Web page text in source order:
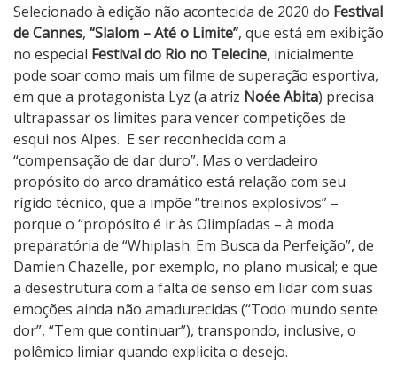
S
l
a
l
o
m
–
A
t
é
o
L
i
m
i
t
e
Selecionado à edição não acontecida de 2020 do Festival
de Cannes, “Slalom – Até o Limite”, que está em exibição
no especial Festival do Rio no Telecine, inicialmente
pode soar como mais um filme de superação esportiva,
em que a protagonista Lyz (a atriz Noée Abita) precisa
ultrapassar os limites para vencer competições de
esqui nos Alpes. E ser reconhecida com a
“compensação de dar duro”. Mas o verdadeiro
propósito do arco dramático está relação com seu
rígido técnico, que a impõe “treinos explosivos” –
porque o “propósito é ir às Olimpíadas – à moda
preparatória de “Whiplash: Em Busca da Perfeição”, de
Damien Chazelle, por exemplo, no plano musical; e que
a desestrutura com a falta de senso em lidar com suas
emoções ainda não amadurecidas (“Todo mundo sente
dor”, “Tem que continuar”), transpondo, inclusive, o
polêmico limiar quando explicita o desejo.